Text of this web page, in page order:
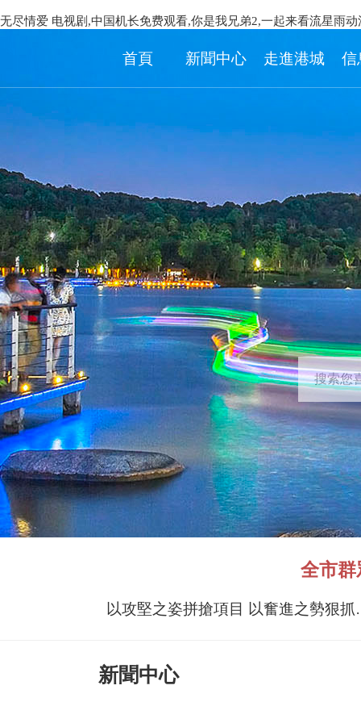
无尽情爱 电视剧,中国机长免费观看,你是我兄弟2,一起来看流星雨
首頁 新聞中心 走進港城 信
全市群
以攻堅
新聞中心